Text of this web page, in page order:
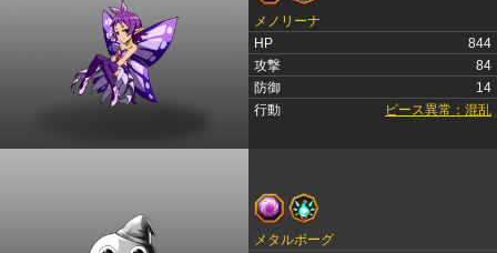
メノリーナ
HP
844
攻撃
84
防御
14
行動
ピース異常：混乱
メタルボーグ